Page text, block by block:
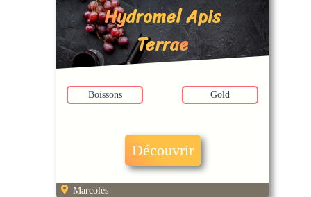
Hydromel Apis
Terrae
Boissons Gold
Découvrir
Marcolès